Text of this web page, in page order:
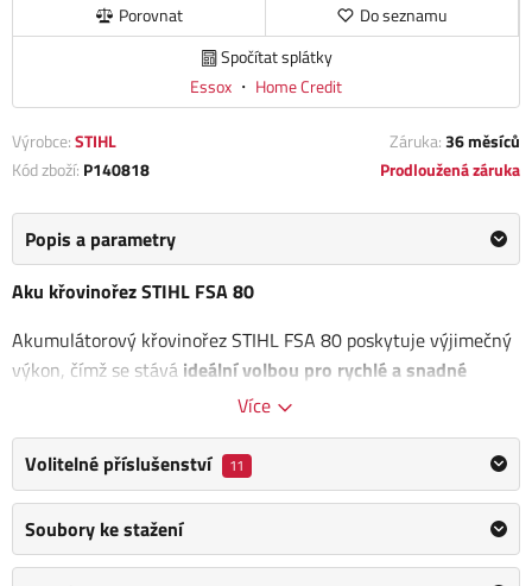
Porovnat
Do seznamu
Spočítat splátky
Essox ・ Home Credit
Výrobce:STIHL Záruka:36 měsíců
Kód zboží: P140818 Prodloužená záruka
Popis a parametry
Aku křovinořez STIHL FSA 80
Akumulátorový křovinořez STIHL FSA 80 poskytuje výjimečný
výkon, čímž se stává ideální volbou pro rychlé a snadné
trávy nebo úpravu okrajů trávníků
konstrukce z řadyAK-Systému STIHL
efektivní práci bez potřeby ochrany sluchu, i v tichých zónách.
RychlostEC motorulze snadno upravit
regulace otáčeka dvoustupňového spínače na ovládací
Více
Volitelné příslušenství 11
Soubory ke stažení